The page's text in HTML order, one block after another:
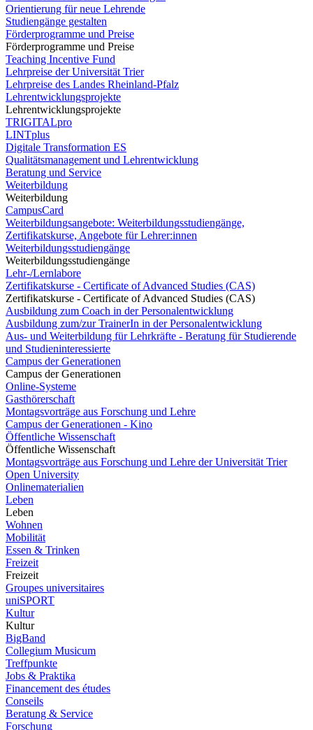
Orientierung für neue Lehrende
Studiengänge gestalten
Förderprogramme und Preise
Förderprogramme und Preise
Teaching Incentive Fund
Lehrpreise der Universität Trier
Lehrpreise des Landes Rheinland-Pfalz
Lehrentwicklungsprojekte
Lehrentwicklungsprojekte
TRIGITALpro
LINTplus
Digitale Transformation ES
Qualitätsmanagement und Lehrentwicklung
Beratung und Service
Weiterbildung
Weiterbildung
CampusCard
Weiterbildungsangebote: Weiterbildungsstudiengänge,
Zertifikatskurse, Angebote für Lehrer:innen
Weiterbildungsstudiengänge
Weiterbildungsstudiengänge
Lehr-/Lernlabore
Zertifikatskurse - Certificate of Advanced Studies (CAS)
Zertifikatskurse - Certificate of Advanced Studies (CAS)
Ausbildung zum Coach in der Personalentwicklung
Ausbildung zum/zur TrainerIn in der Personalentwicklung
Aus- und Weiterbildung für Lehrkräfte - Beratung für Studierende
und Studieninteressierte
Campus der Generationen
Campus der Generationen
Online-Systeme
Gasthörerschaft
Montagsvorträge aus Forschung und Lehre
Campus der Generationen - Kino
Öffentliche Wissenschaft
Öffentliche Wissenschaft
Montagsvorträge aus Forschung und Lehre der Universität Trier
Open University
Onlinematerialien
Leben
Leben
Wohnen
Mobilität
Essen & Trinken
Freizeit
Freizeit
Groupes universitaires
uniSPORT
Kultur
Kultur
BigBand
Collegium Musicum
Treffpunkte
Jobs & Praktika
Financement des études
Conseils
Beratung & Service
Forschung